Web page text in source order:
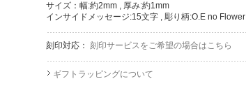
サイズ：幅:約2mm , 厚み:約1mm
インサイドメッセージ:15文字 , 彫り柄:O.E no Flower
刻印対応： 刻印サービスをご希望の場合はこちら
ギフトラッピングについて